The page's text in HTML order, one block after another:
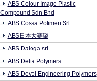
ABS Colour Image Plastic
Compound Sdn Bhd
ABS Cossa Polimeri Srl
ABS日本大赛璐
ABS Daloga srl
ABS Delta Polymers
ABS Devol Engineering Polymers